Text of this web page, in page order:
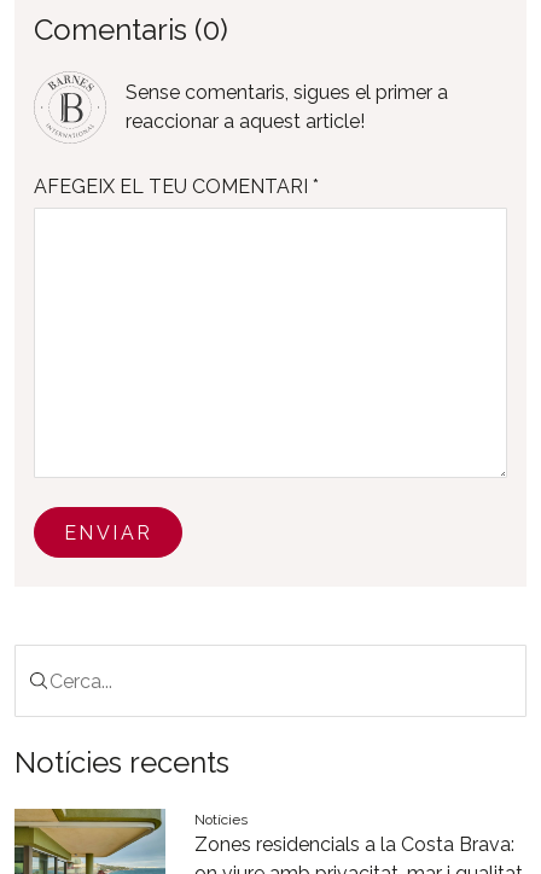
Comentaris (0)
Sense comentaris, sigues el primer a
reaccionar a aquest article!
AFEGEIX EL TEU COMENTARI *
ENVIAR
Notícies recents
Notícies
Zones residencials a la Costa Brava: